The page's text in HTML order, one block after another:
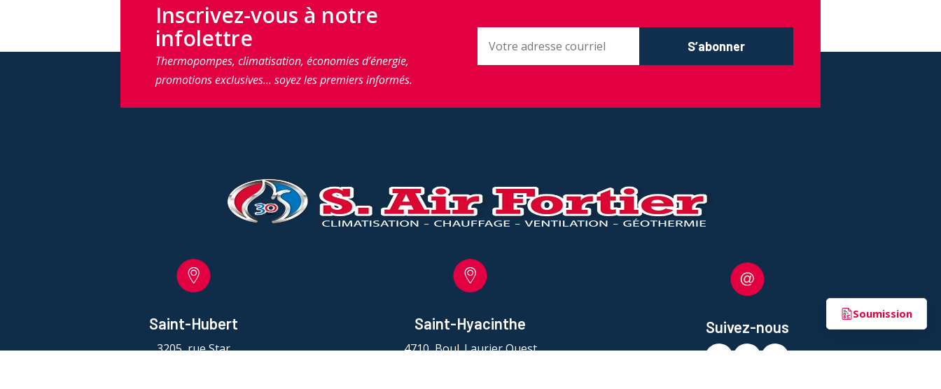
Inscrivez-vous à notre
infolettre
Thermopompes, climatisation, économies d’énergie,
promotions exclusives… soyez les premiers informés.
Saint-Hubert
3205, rue Star
Saint-Hyacinthe
4710, Boul. Laurier Ouest
Suivez-nous
Soumission